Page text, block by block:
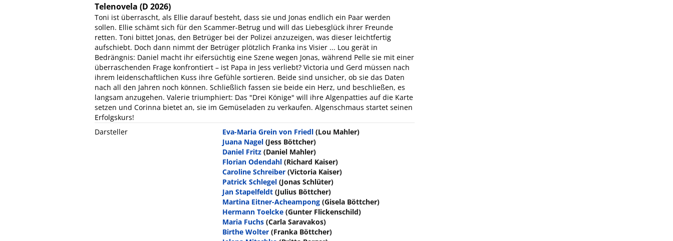
Telenovela (D 2026)
Toni ist überrascht, als Ellie darauf besteht, dass sie und Jonas endlich ein Paar werden
sollen. Ellie schämt sich für den Scammer-Betrug und will das Liebesglück ihrer Freunde
retten. Toni bittet Jonas, den Betrüger bei der Polizei anzuzeigen, was dieser leichtfertig
aufschiebt. Doch dann nimmt der Betrüger plötzlich Franka ins Visier ... Lou gerät in
Bedrängnis: Daniel macht ihr eifersüchtig eine Szene wegen Jonas, während Pelle sie mit einer
überraschenden Frage konfrontiert – ist Papa in Jess verliebt? Victoria und Gerd müssen nach
ihrem leidenschaftlichen Kuss ihre Gefühle sortieren. Beide sind unsicher, ob sie das Daten
nach all den Jahren noch können. Schließlich fassen sie beide ein Herz, und beschließen, es
langsam anzugehen. Valerie triumphiert: Das "Drei Könige" will ihre Algenpatties auf die Karte
setzen und Corinna bietet an, sie im Gemüseladen zu verkaufen. Algenschmaus startet seinen
Erfolgskurs!
Darsteller
Eva-Maria Grein von Friedl (Lou Mahler)
Juana Nagel (Jess Böttcher)
Daniel Fritz (Daniel Mahler)
Florian Odendahl (Richard Kaiser)
Caroline Schreiber (Victoria Kaiser)
Patrick Schlegel (Jonas Schlüter)
Jan Stapelfeldt (Julius Böttcher)
Martina Eitner-Acheampong (Gisela Böttcher)
Hermann Toelcke (Gunter Flickenschild)
Maria Fuchs (Carla Saravakos)
Birthe Wolter (Franka Böttcher)